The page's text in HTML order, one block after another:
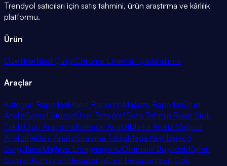
Trendyol satıcıları için satış tahmini, ürün araştırma ve kârlılık
platformu.
Ürün
ÖzelliklerNasıl ÇalışırChrome EklentisiFiyatlandırma
Araçlar
Kategori RaporlarıMarka RaporlarıMağaza RaporlarıÜrün
AnalizGörsel StüdyoÜrün FotoğrafıSatış TahminiRakip Stok
TakibiÜrün AraştırmaKategori AnaliziMarka AnaliziMağaza
AnaliziReklam AnaliziSıralama TakibiMega KeşifBarkod
SorgulamaMağaza EntegrasyonuOtomatik BuyboxMüşteri
SorularıKomisyon HesaplamaDesi HesaplamaEn Çok